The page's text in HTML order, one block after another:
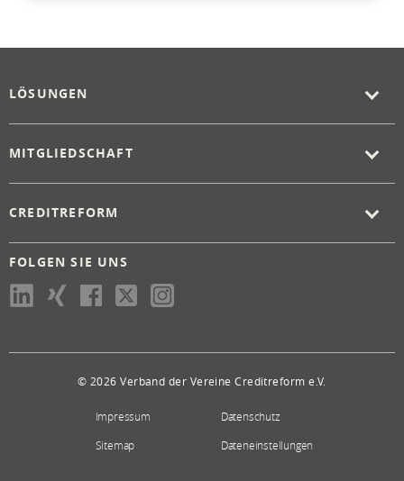
LÖSUNGEN
MITGLIEDSCHAFT
CREDITREFORM
FOLGEN SIE UNS
© 2026 Verband der Vereine Creditreform e.V.
Impressum
Datenschutz
Sitemap
Dateneinstellungen